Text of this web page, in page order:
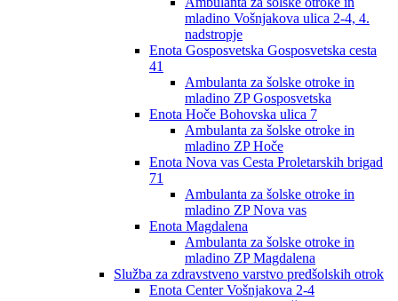
mladino Vošnjakova ulica 2-4, 4.
nadstropje
Enota Gosposvetska Gosposvetska cesta
41
Ambulanta za šolske otroke in
mladino ZP Gosposvetska
Enota Hoče Bohovska ulica 7
Ambulanta za šolske otroke in
mladino ZP Hoče
Enota Nova vas Cesta Proletarskih brigad
71
Ambulanta za šolske otroke in
mladino ZP Nova vas
Enota Magdalena
Ambulanta za šolske otroke in
mladino ZP Magdalena
Služba za zdravstveno varstvo predšolskih otrok
Enota Center Vošnjakova 2-4